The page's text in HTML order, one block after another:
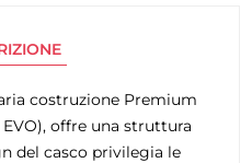
costruzione Premium
offre una struttura
del casco privilegia le